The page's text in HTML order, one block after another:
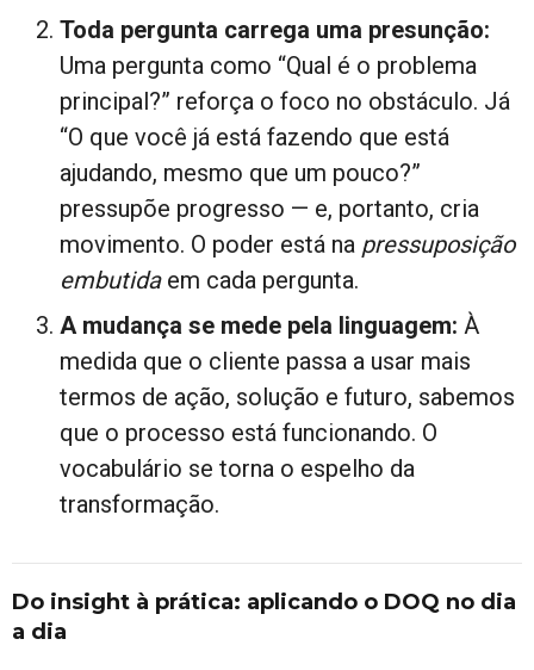
Toda pergunta carrega uma presunção:
Uma pergunta como “Qual é o problema
principal?” reforça o foco no obstáculo. Já
“O que você já está fazendo que está
ajudando, mesmo que um pouco?”
pressupõe progresso — e, portanto, cria
movimento. O poder está na pressuposição
embutidaem cada pergunta.
A mudança se mede pela linguagem: À
medida que o cliente passa a usar mais
termos de ação, solução e futuro, sabemos
que o processo está funcionando. O
vocabulário se torna o espelho da
transformação.
Do insight à prática: aplicando o DOQ no dia
a dia